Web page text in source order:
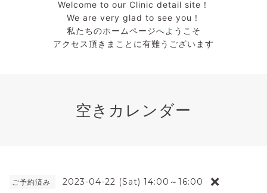
Welcome to our Clinic detail site！
We are very glad to see you！
私たちのホームページへようこそ
アクセス頂きまことに有難うございます
空きカレンダー
ご予約済み 2023-04-22 (Sat) 14:00～16:00 ❌